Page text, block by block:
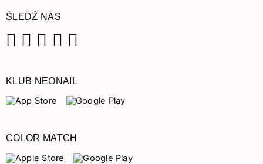
ŚLEDŹ NAS
KLUB NEONAIL
COLOR MATCH